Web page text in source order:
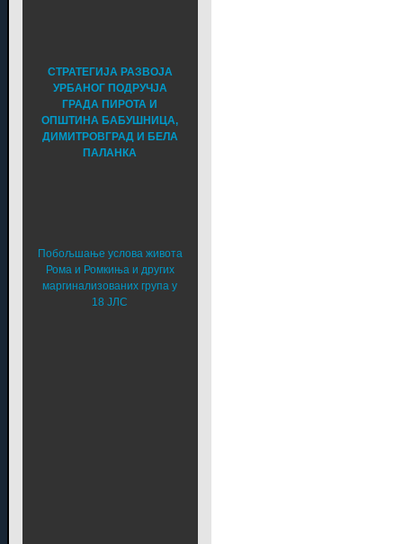
СТРАТЕГИЈА РАЗВОЈА
УРБАНОГ ПОДРУЧЈА
ГРАДА ПИРОТА И
ОПШТИНА БАБУШНИЦА,
ДИМИТРОВГРАД И БЕЛА
ПАЛАНКА
Побољшање услова живота
Рома и Ромкиња и других
маргинализованих група у
18 ЈЛС